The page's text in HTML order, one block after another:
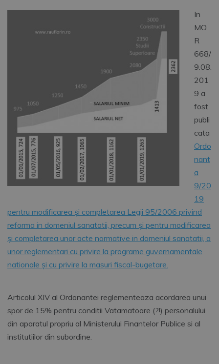
In
MO
R
668/
9.08.
201
9 a
fost
publi
cata
Ordo
nant
a
9/20
19
pentru modificarea și completarea Legii 95/2006 privind
reforma in domeniul sanatatii, precum și pentru modificarea
și completarea unor acte normative in domeniul sanatatii, a
unor reglementari cu privire la programe guvernamentale
nationale și cu privire la masuri fiscal-bugetare.
Articolul XIV al Ordonantei reglementeaza acordarea unui
spor de 15% pentru conditii Vatamatoare (?!) personalului
din aparatul propriu al Ministerului Finantelor Publice si al
institutiilor din subordine.